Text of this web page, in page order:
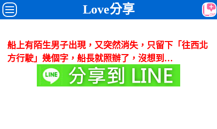
Love分享
船上有陌生男子出現，又突然消失，只留下「往西北
方行駛」幾個字，船長就照辦了，沒想到…